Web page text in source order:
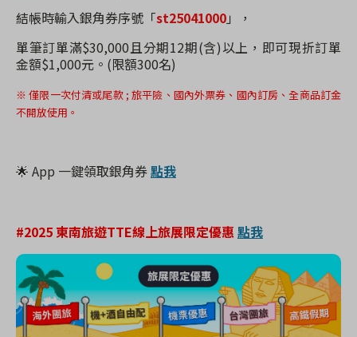
結帳時輸入銀角券序號「st25041000」，
單筆訂單滿$30,000且分期12期(含)以上，即可現折訂單
金額$1,000元。(限額300名)
※ 僅限一次付清或尾款 ; 旅平險、國內外票券、國內訂房、全商品訂金
不開放使用。
🌟 App 一鍵領取銀角券點我
#2025 東南旅遊TTE線上旅展限定優惠點我